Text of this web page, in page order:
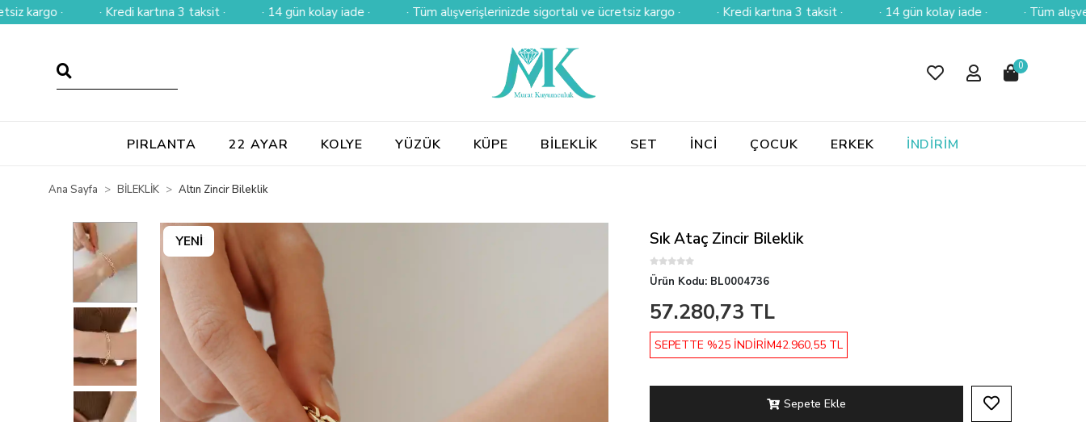
· · Kredi kartına 3 taksit · · 14 gün kolay iade · · Tüm alışverişlerinizde sigortalı ve ücretsiz kargo · · Kredi kartına 3 taksit · · 14 gün kolay iade · · Tüm
0
PIRLANTA 22 AYAR KOLYE YÜZÜK KÜPE BİLEKLİK SET İNCİ ÇOCUK ERKEK İNDİRİM
Ana Sayfa BİLEKLİK Altın Zincir Bileklik
Sık Ataç Zincir Bileklik
Ürün Kodu: BL0004736
57.280,73 TL
SEPETTE %25 İNDİRİM42.960,55 TL
Sepete Ekle